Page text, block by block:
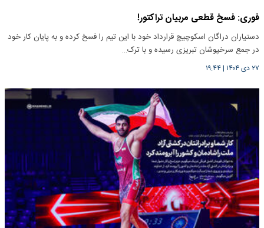
فوری: فسخ قطعی مربیان تراکتور!
دستیاران دراگان اسکوچیچ قرارداد خود با این تیم را فسخ کرده و به پایان کار خود
در جمع سرخپوشان تبریزی رسیده و با ترک…
۲۷ دی ۱۴۰۴ |۱۹:۴۴